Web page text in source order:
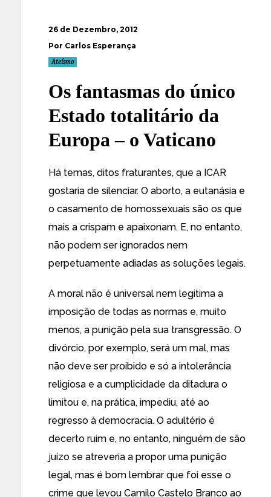
26 de Dezembro, 2012
Por Carlos Esperança
Ateísmo
Os fantasmas do único
Estado totalitário da
Europa – o Vaticano
Há temas, ditos fraturantes, que a ICAR
gostaria de silenciar. O aborto, a eutanásia e
o casamento de homossexuais são os que
mais a crispam e apaixonam. E, no entanto,
não podem ser ignorados nem
perpetuamente adiadas as soluções legais.
A moral não é universal nem legitima a
imposição de todas as normas e, muito
menos, a punição pela sua transgressão. O
divórcio, por exemplo, será um mal, mas
não deve ser proibido e só a intolerância
religiosa e a cumplicidade da ditadura o
limitou e, na prática, impediu, até ao
regresso à democracia. O adultério é
decerto ruim e, no entanto, ninguém de são
juízo se atreveria a propor uma punição
legal, mas é bom lembrar que foi esse o
crime que levou Camilo Castelo Branco ao